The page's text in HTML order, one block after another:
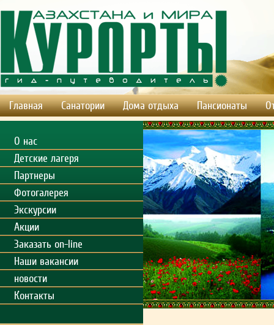
Главная Санатории Дома отдыха Пансионаты
О нас
Детские лагеря
Партнеры
Фотогалерея
Экскурсии
Акции
Заказать on-line
Наши вакансии
новости
Контакты